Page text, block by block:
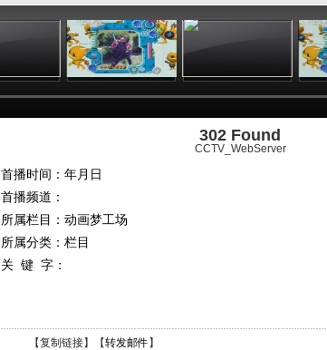
02:50 02:48 02:10
302 Found
CCTV_WebServer
首播时间：年月日
首播频道：
所属栏目： 动画梦工场
所属分类：栏目
关 键 字：
【复制链接】【转发邮件 】